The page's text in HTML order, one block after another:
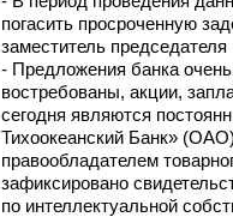
погасить просроченную
заместитель
- Предложения банка
востребованы, акции,
сегодня являются
Тихоокеанский Банк»
правообладателем
зафиксировано
по интеллектуальной